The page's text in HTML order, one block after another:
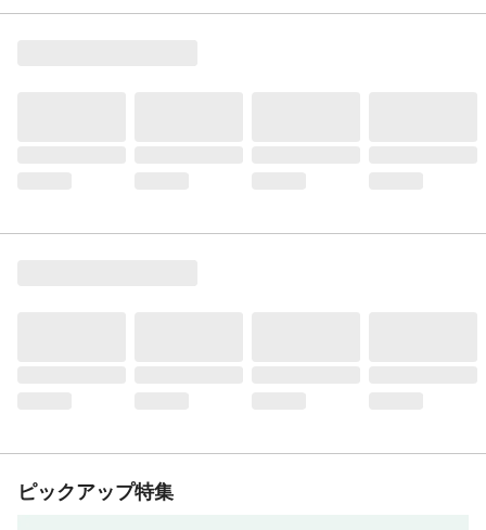
ピックアップ特集